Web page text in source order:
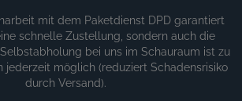
mit dem Paketdienst DPD garantiert
schnelle Zustellung, sondern auch die
bei uns im Schauraum ist zu
jederzeit möglich (reduziert Schadensrisiko
durch Versand).